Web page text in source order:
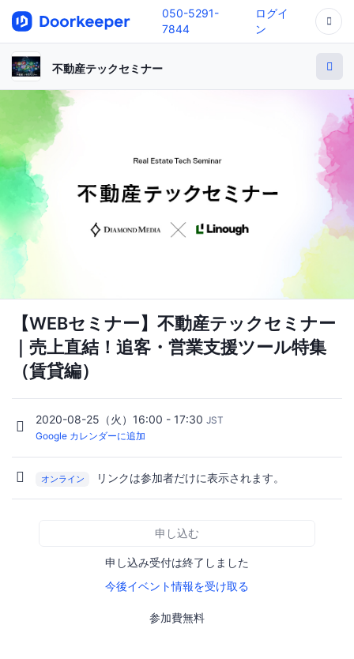
050-5291-
7844
ログイ
ン
不動産テックセミナー
【WEBセミナー】不動産テックセミナー
｜売上直結！追客・営業支援ツール特集
（賃貸編）
2020-08-25（火）16:00 - 17:30 JST
Google カレンダーに追加
オンライン リンクは参加者だけに表示されます。
申し込む
申し込み受付は終了しました
今後イベント情報を受け取る
参加費無料